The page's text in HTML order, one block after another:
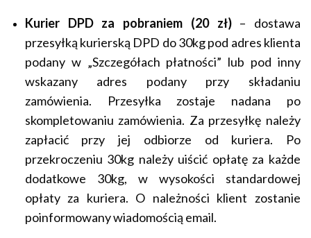
Kurier DPD za pobraniem (20 zł)– dostawa
przesyłką kurierską DPD do 30kg pod adres klienta
podany w „Szczegółach płatności” lub pod inny
wskazany adres podany przy składaniu
zamówienia. Przesyłka zostaje nadana po
skompletowaniu zamówienia. Za przesyłkę należy
zapłacić przy jej odbiorze od kuriera. Po
przekroczeniu 30kg należy uiścić opłatę za każde
dodatkowe 30kg, w wysokości standardowej
opłaty za kuriera. O należności klient zostanie
poinformowany wiadomością email.